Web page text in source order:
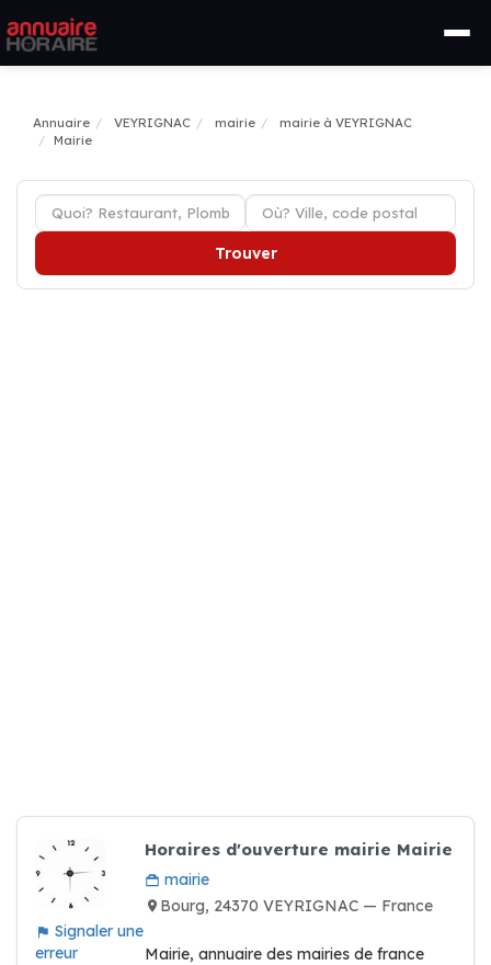
Annuaire VEYRIGNAC mairie
mairie à VEYRIGNAC
Mairie
Trouver
Signaler une
erreur
Horaires d'ouverture mairie Mairie
mairie
Bourg, 24370 VEYRIGNAC — France
Mairie, annuaire des mairies de france